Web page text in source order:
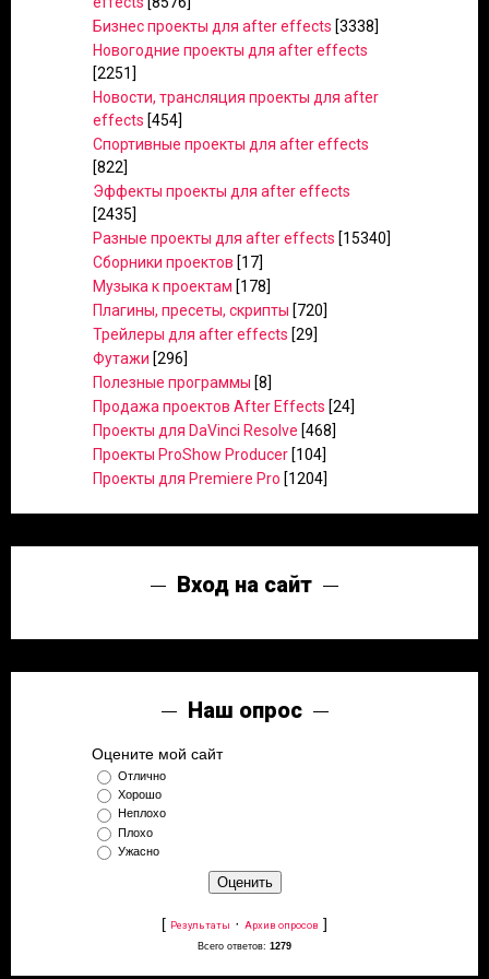
Бизнес проекты для after effects [3338]
Новогодние проекты для after effects
[2251]
Новости, трансляция проекты для after
effects [454]
Спортивные проекты для after effects
[822]
Эффекты проекты для after effects
[2435]
Разные проекты для after effects [15340]
Сборники проектов [17]
Музыка к проектам [178]
Плагины, пресеты, скрипты [720]
Трейлеры для after effects [29]
Футажи [296]
Полезные программы [8]
Продажа проектов After Effects [24]
Проекты для DaVinci Resolve [468]
Проекты ProShow Producer [104]
Проекты для Premiere Pro [1204]
Вход на сайт
Наш опрос
Оцените мой сайт
Отлично
Хорошо
Неплохо
Плохо
Ужасно
[ Результаты · Архив опросов ]
Всего ответов: 1279